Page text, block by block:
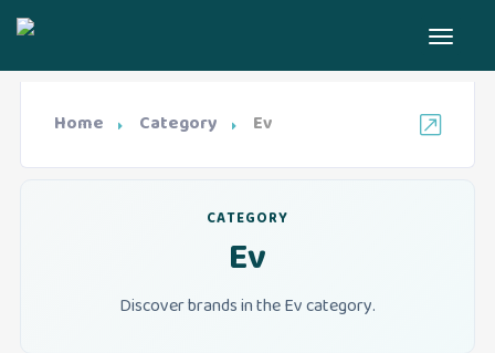
Home Category Ev
CATEGORY
Ev
Discover brands in the Ev category.